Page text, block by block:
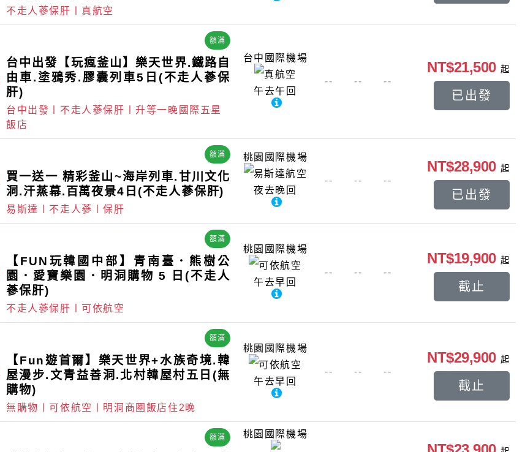
不走人蔘保肝〡真航空
額滿
台中出發【玩瘋釜山】樂天世界.鐵路自
由車.塗鴉秀.膠囊列車5日(不走人蔘保
肝)
台中出發〡不走人蔘保肝〡升等一晚國際五星
飯店
台中國際機場
真航空
午去午回
-- -- --
NT$21,500 起
已出發
額滿
買一送一 精彩釜山~海岸列車.甘川文化
洞.汗蒸幕.百萬夜景4日(不走人蔘保肝)
易斯達〡不走人蔘〡保肝
桃園國際機場
易斯達航空
夜去晚回
-- -- --
NT$28,900 起
已出發
額滿
【FUN玩韓國中部】青南臺．熊樹公
園．愛寶樂園．明洞購物 5 日(不走人
蔘保肝)
不走人蔘保肝〡可依航空
桃園國際機場
可依航空
午去早回
-- -- --
NT$19,900 起
截止
額滿
【Fun遊首爾】樂天世界+水族奇境.韓
屋漫步.文青益善洞.北村韓屋村五日(無
購物)
無購物〡可依航空〡明洞商圈飯店住2晚
桃園國際機場
可依航空
午去早回
-- -- --
NT$29,900 起
截止
額滿 桃園國際機場